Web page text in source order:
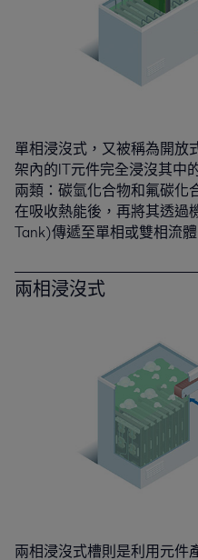
單相浸沒式，又被稱為開放
架內的IT元件完全浸沒其中
兩類：碳氫化合物和氟碳化
在吸收熱能後，再將其透過
Tank)傳遞至單相或雙相流
兩相浸沒式
兩相浸沒式槽則是利用元件